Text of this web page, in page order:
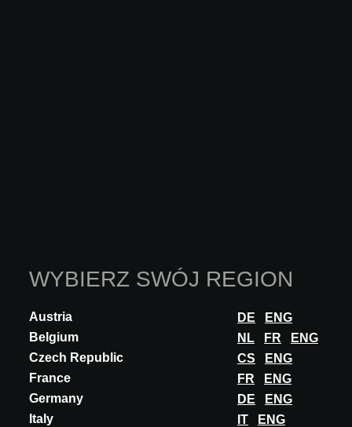
WYBIERZ SWÓJ REGION
Austria DE
ENG
Belgium
NL FR
ENG
Czech Republic
CS
ENG
France
FR
ENG
Germany
DE
ENG
Italy
IT
ENG
DELABIE